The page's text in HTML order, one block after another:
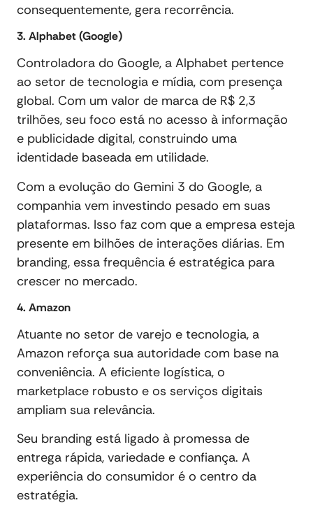
consequentemente, gera recorrência.
3. Alphabet (Google)
Controladora do Google, a Alphabet pertence
ao setor de tecnologia e mídia, com presença
global. Com um valor de marca de R$ 2,3
trilhões, seu foco está no acesso à informação
e publicidade digital, construindo uma
identidade baseada em utilidade.
Com a evolução do Gemini 3 do Google, a
companhia vem investindo pesado em suas
plataformas. Isso faz com que a empresa esteja
presente em bilhões de interações diárias. Em
branding, essa frequência é estratégica para
crescer no mercado.
4. Amazon
Atuante no setor de varejo e tecnologia, a
Amazon reforça sua autoridade com base na
conveniência. A eficiente logística, o
marketplace robusto e os serviços digitais
ampliam sua relevância.
Seu branding está ligado à promessa de
entrega rápida, variedade e confiança. A
experiência do consumidor é o centro da
estratégia.